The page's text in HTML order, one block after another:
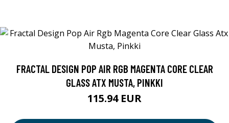
FRACTAL DESIGN POP AIR RGB MAGENTA CORE CLEAR
GLASS ATX MUSTA, PINKKI
115.94 EUR